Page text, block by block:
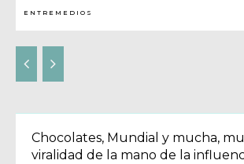
ENTREMEDIOS
Chocolates, Mundial y mucha,
viralidad de la mano de la